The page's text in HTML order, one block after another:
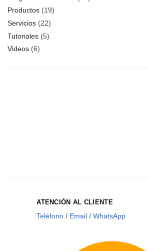
Productos (19)
Servicios (22)
Tutoriales (5)
Videos (6)
ATENCIÓN AL CLIENTE
Teléfono / Email /WhatsApp